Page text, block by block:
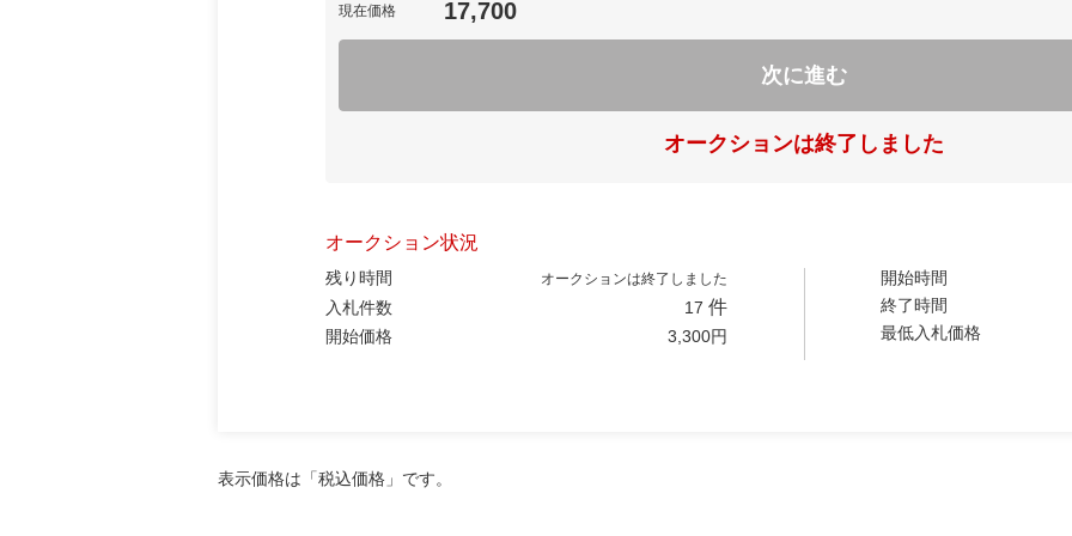
現在価格 17,700
次に進む
オークションは終了しました
オークション状況
残り時間 オークションは終了しました
入札件数 17 件
開始価格 3,300円
開始時間
終了時間
最低入札価格
表示価格は「税込価格」です。